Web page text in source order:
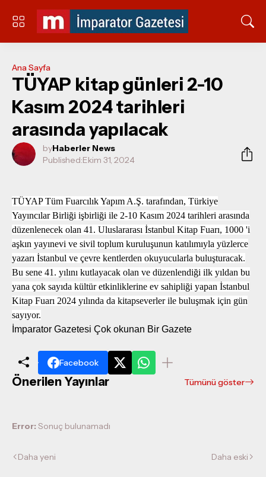
Ana Sayfa
TÜYAP kitap günleri 2-10
Kasım 2024 tarihleri
arasında yapılacak
byHaberler News
Published:Ekim 31, 2024
TÜYAP Tüm Fuarcılık Yapım A.Ş. tarafından, Türkiye
Yayıncılar Birliği işbirliği ile 2-10 Kasım 2024 tarihleri arasında
düzenlenecek olan 41. Uluslararası İstanbul Kitap Fuarı, 1000 'i
aşkın yayınevi ve sivil toplum kuruluşunun katılımıyla yüzlerce
yazarı İstanbul ve çevre kentlerden okuyucularla buluşturacak.
Bu sene 41. yılını kutlayacak olan ve düzenlendiği ilk yıldan bu
yana çok sayıda kültür etkinliklerine ev sahipliği yapan İstanbul
Kitap Fuarı 2024 yılında da kitapseverler ile buluşmak için gün
sayıyor.
İmparator Gazetesi Çok okunan Bir Gazete
Facebook
Önerilen Yayınlar Tümünü göster
Error: Sonuç bulunamadı
Daha yeni Daha eski